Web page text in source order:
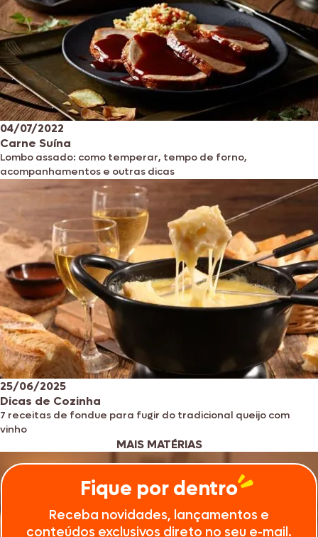
04/07/2022
Carne Suína
Lombo assado: como temperar, tempo de forno,
acompanhamentos e outras dicas
25/06/2025
Dicas de Cozinha
7 receitas de fondue para fugir do tradicional queijo com
vinho
MAIS MATÉRIAS
Fique por dentro
Receba novidades, lançamentos e
conteúdos exclusivos direto no seu e-mail.